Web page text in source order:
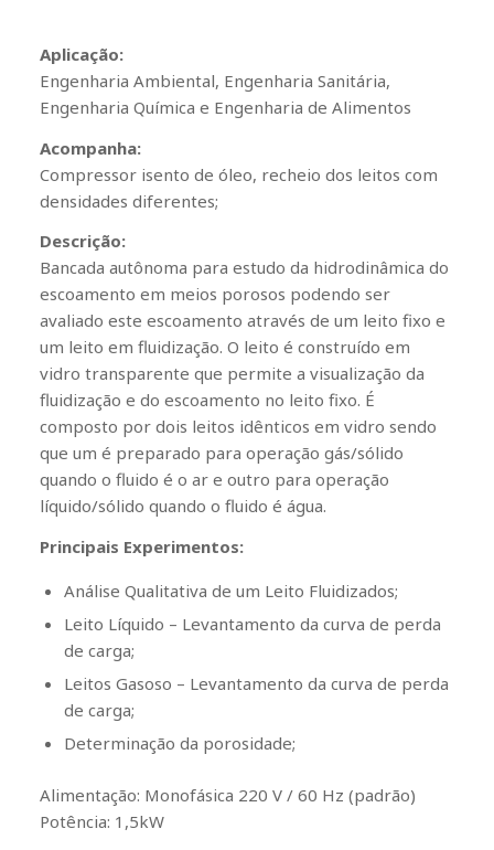
Aplicação:
Engenharia Ambiental, Engenharia Sanitária,
Engenharia Química e Engenharia de Alimentos
Acompanha:
Compressor isento de óleo, recheio dos leitos com
densidades diferentes;
Descrição:
Bancada autônoma para estudo da hidrodinâmica do
escoamento em meios porosos podendo ser
avaliado este escoamento através de um leito fixo e
um leito em fluidização. O leito é construído em
vidro transparente que permite a visualização da
fluidização e do escoamento no leito fixo. É
composto por dois leitos idênticos em vidro sendo
que um é preparado para operação gás/sólido
quando o fluido é o ar e outro para operação
líquido/sólido quando o fluido é água.
Principais Experimentos:
Análise Qualitativa de um Leito Fluidizados;
Leito Líquido – Levantamento da curva de perda
de carga;
Leitos Gasoso – Levantamento da curva de perda
de carga;
Determinação da porosidade;
Alimentação: Monofásica 220 V / 60 Hz (padrão)
Potência: 1,5kW